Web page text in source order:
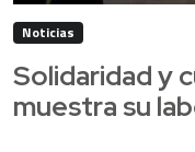
Noticias
Solidaridad y
muestra su